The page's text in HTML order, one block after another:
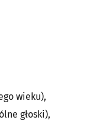
wieku),
głoski),